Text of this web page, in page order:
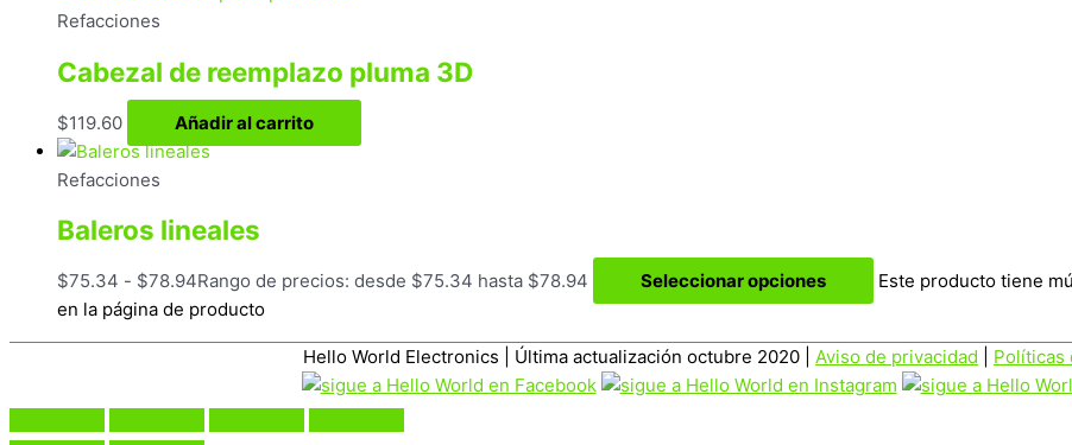
Refacciones
Cabezal de reemplazo pluma 3D
$119.60 Añadir al carrito
Refacciones
Baleros lineales
$75.34 - $78.94Rango de precios: desde $75.34 hasta $78.94 Seleccionar opciones
Este producto tiene
en la página de producto
Hello World Electronics | Última actualización octubre 2020 | Aviso de privacidad Políticas